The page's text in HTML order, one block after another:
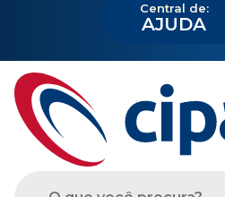
Central de:
AJUDA